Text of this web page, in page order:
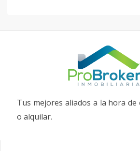
Tus mejores aliados a la hora
o alquilar.